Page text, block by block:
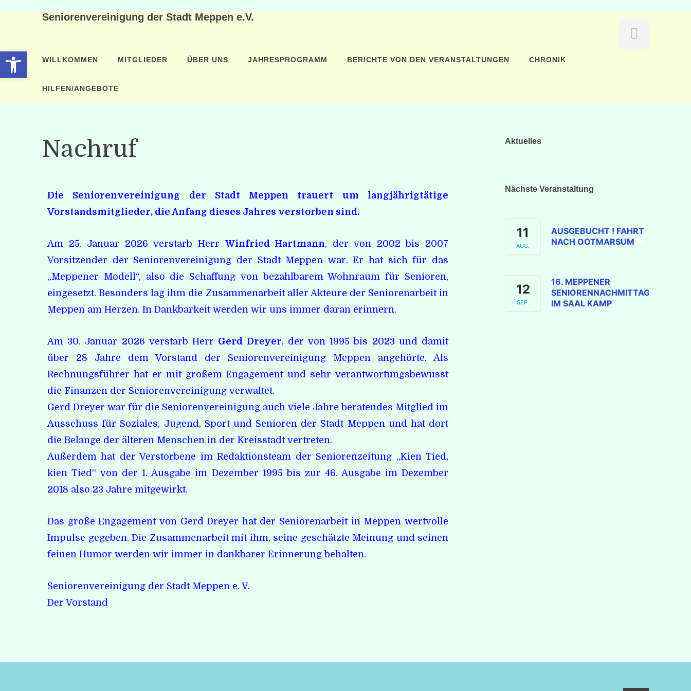
Seniorenvereinigung der Stadt Meppen e.V.
WILLKOMMEN MITGLIEDER ÜBER UNS JAHRESPROGRAMM BERICHTE VON DEN VERANSTALTUNGEN CHRONIK
HILFEN/ANGEBOTE
Nachruf
Die Seniorenvereinigung der Stadt Meppen trauert um langjährigtätige
Vorstandsmitglieder, die Anfang dieses Jahres verstorben sind.
Am 25. Januar 2026 verstarb Herr Winfried Hartmann, der von 2002 bis 2007
Vorsitzender der Seniorenvereinigung der Stadt Meppen war. Er hat sich für das
„Meppener Modell“, also die Schaffung von bezahlbarem Wohnraum für Senioren,
eingesetzt. Besonders lag ihm die Zusammenarbeit aller Akteure der Seniorenarbeit in
Meppen am Herzen. In Dankbarkeit werden wir uns immer daran erinnern.
Am 30. Januar 2026 verstarb Herr Gerd Dreyer, der von 1995 bis 2023 und damit
über 28 Jahre dem Vorstand der Seniorenvereinigung Meppen angehörte. Als
Rechnungsführer hat er mit großem Engagement und sehr verantwortungsbewusst
die Finanzen der Seniorenvereinigung verwaltet.
Gerd Dreyer war für die Seniorenvereinigung auch viele Jahre beratendes Mitglied im
Ausschuss für Soziales, Jugend, Sport und Senioren der Stadt Meppen und hat dort
die Belange der älteren Menschen in der Kreisstadt vertreten.
Außerdem hat der Verstorbene im Redaktionsteam der Seniorenzeitung „Kien Tied,
kien Tied“ von der 1. Ausgabe im Dezember 1995 bis zur 46. Ausgabe im Dezember
2018 also 23 Jahre mitgewirkt.
Das große Engagement von Gerd Dreyer hat der Seniorenarbeit in Meppen wertvolle
Impulse gegeben. Die Zusammenarbeit mit ihm, seine geschätzte Meinung und seinen
feinen Humor werden wir immer in dankbarer Erinnerung behalten.
Seniorenvereinigung der Stadt Meppen e. V.
Der Vorstand
Aktuelles
Nächste Veranstaltung
11
AUG.
AUSGEBUCHT ! FAHRT
NACH OOTMARSUM
12
SEP.
16. MEPPENER
SENIORENNACHMITTAG
IM SAAL KAMP
Open toolbar